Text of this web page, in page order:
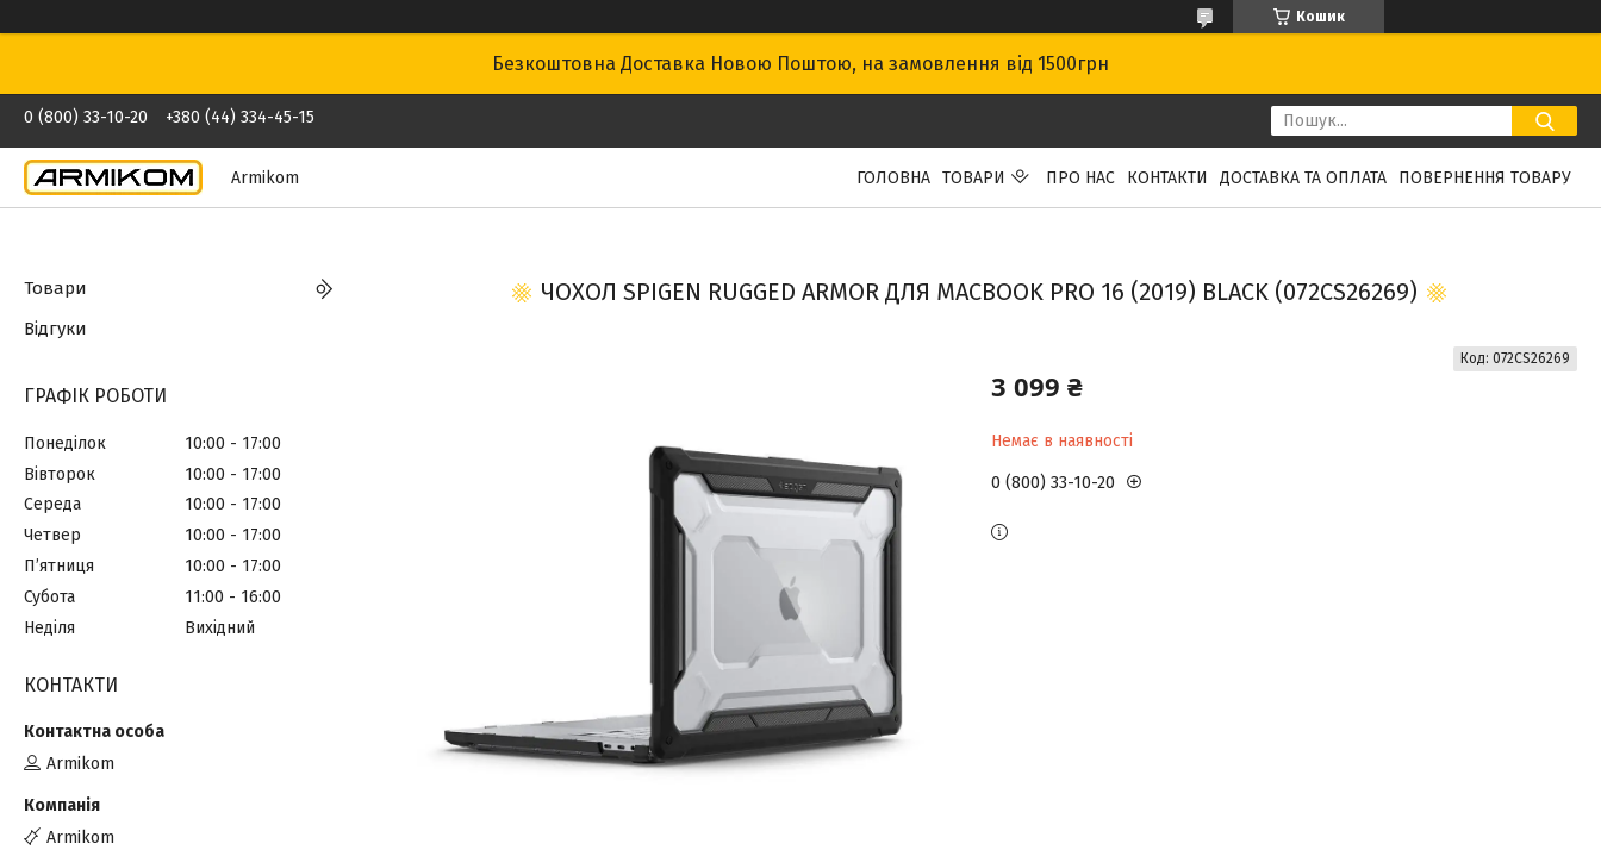
Кошик
Безкоштовна Доставка Новою Поштою, на замовлення від 1500грн
0 (800) 33-10-20 +380 (44) 334-45-15
Armikom ГОЛОВНА ТОВАРИ ПРО НАС КОНТАКТИ ДОСТАВКА ТА ОПЛАТА ПОВЕРНЕННЯ ТОВАРУ
ЧОХОЛ SPIGEN RUGGED ARMOR ДЛЯ MACBOOK PRO 16 (2019) BLACK (072CS26269)
3 099 ₴
Немає в наявності
Код: 072CS26269
0 (800) 33-10-20
Товари
Відгуки
ГРАФІК РОБОТИ
Понеділок 10:00
17:00
Вівторок
10:00
17:00
Середа
10:00
17:00
Четвер
10:00
17:00
Пʼятниця
10:00
17:00
Субота
11:00
16:00
Неділя
Вихідний
КОНТАКТИ
Armikom
Armikom